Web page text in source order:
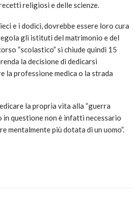
religiosi e delle scienze.
e i dodici, dovrebbe essere loro cura
gli istituti del matrimonio e del
“scolastico” si chiude quindi 15
la decisione di dedicarsi
la professione medica o la strada
la propria vita alla “guerra
in questione non è infatti necessario
mentalmente più dotata di un uomo”.